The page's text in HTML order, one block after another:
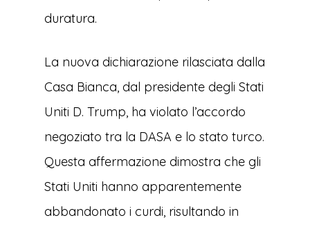
duratura.
La nuova dichiarazione rilasciata dalla
Casa Bianca, dal presidente degli Stati
Uniti D. Trump, ha violato l’accordo
negoziato tra la DASA e lo stato turco.
Questa affermazione dimostra che gli
Stati Uniti hanno apparentemente
abbandonato i curdi, risultando in